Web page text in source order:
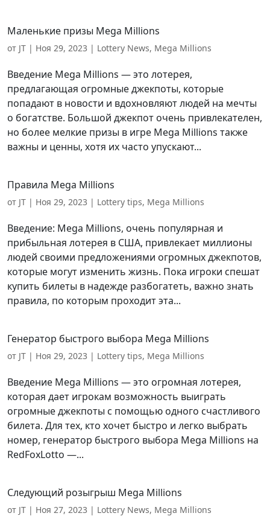
Маленькие призы Mega Millions
от JT | Ноя 29, 2023 | Lottery News, Mega Millions
Введение Mega Millions — это лотерея,
предлагающая огромные джекпоты, которые
попадают в новости и вдохновляют людей на мечты
о богатстве. Большой джекпот очень привлекателен,
но более мелкие призы в игре Mega Millions также
важны и ценны, хотя их часто упускают...
Правила Mega Millions
от JT | Ноя 29, 2023 | Lottery tips, Mega Millions
Введение: Mega Millions, очень популярная и
прибыльная лотерея в США, привлекает миллионы
людей своими предложениями огромных джекпотов,
которые могут изменить жизнь. Пока игроки спешат
купить билеты в надежде разбогатеть, важно знать
правила, по которым проходит эта...
Генератор быстрого выбора Mega Millions
от JT | Ноя 29, 2023 | Lottery tips, Mega Millions
Введение Mega Millions — это огромная лотерея,
которая дает игрокам возможность выиграть
огромные джекпоты с помощью одного счастливого
билета. Для тех, кто хочет быстро и легко выбрать
номер, генератор быстрого выбора Mega Millions на
RedFoxLotto —...
Следующий розыгрыш Mega Millions
от JT | Ноя 27, 2023 | Lottery News, Mega Millions